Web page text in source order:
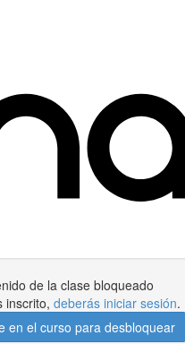
de la clase bloqueado
inscrito, deberás iniciar sesión.
en el curso para desbloquear